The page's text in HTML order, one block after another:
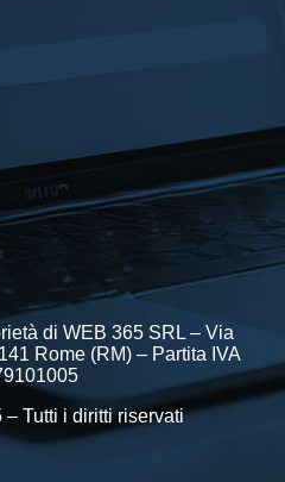
di WEB 365 SRL – Via
Rome (RM) – Partita IVA
Tutti i diritti riservati